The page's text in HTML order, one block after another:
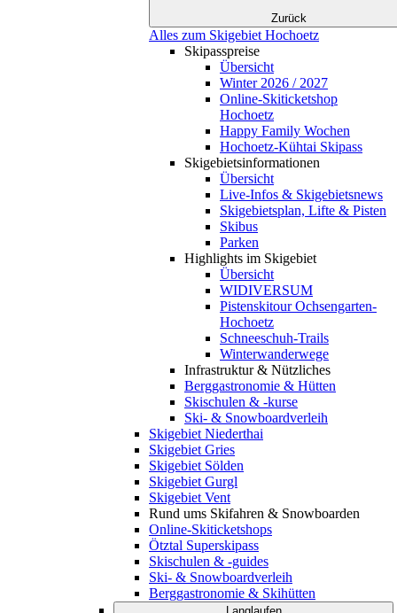
Zurück
Alles zum Skigebiet Hochoetz
Skipasspreise
Übersicht
Winter 2026 / 2027
Online-Skiticketshop
Hochoetz
Happy Family Wochen
Hochoetz-Kühtai Skipass
Skigebietsinformationen
Übersicht
Live-Infos & Skigebietsnews
Skigebietsplan, Lifte & Pisten
Skibus
Parken
Highlights im Skigebiet
Übersicht
WIDIVERSUM
Pistenskitour Ochsengarten-
Hochoetz
Schneeschuh-Trails
Winterwanderwege
Infrastruktur & Nützliches
Berggastronomie & Hütten
Skischulen & -kurse
Ski- & Snowboardverleih
Skigebiet Niederthai
Skigebiet Gries
Skigebiet Sölden
Skigebiet Gurgl
Skigebiet Vent
Rund ums Skifahren & Snowboarden
Online-Skiticketshops
Ötztal Superskipass
Skischulen & -guides
Ski- & Snowboardverleih
Berggastronomie & Skihütten